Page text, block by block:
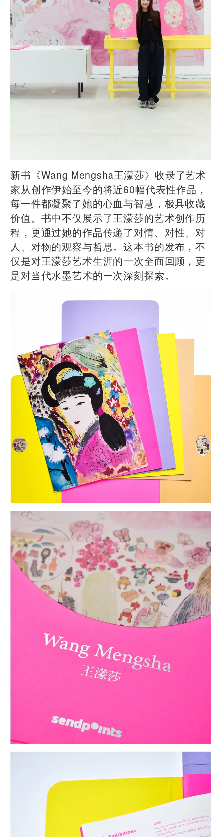
新书《Wang Mengsha王濛莎》收录了艺术
家从创作伊始至今的将近60幅代表性作品，
每一件都凝聚了她的心血与智慧，极具收藏
价值。书中不仅展示了王濛莎的艺术创作历
程，更通过她的作品传递了对情、对性、对
人、对物的观察与哲思。这本书的发布，不
仅是对王濛莎艺术生涯的一次全面回顾，更
是对当代水墨艺术的一次深刻探索。